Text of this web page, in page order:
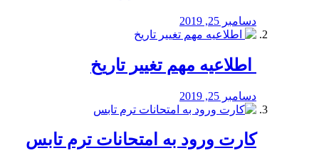
دسامبر 25, 2019
️ اطلاعیه مهم تغییر تاریخ
دسامبر 25, 2019
کارت ورود به امتحانات ترم تابس